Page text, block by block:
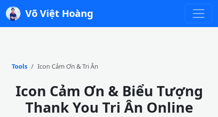
Võ Việt Hoàng
Tools Icon Cảm Ơn & Tri Ân
Icon Cảm Ơn & Biểu Tượng
Thank You Tri Ân Online